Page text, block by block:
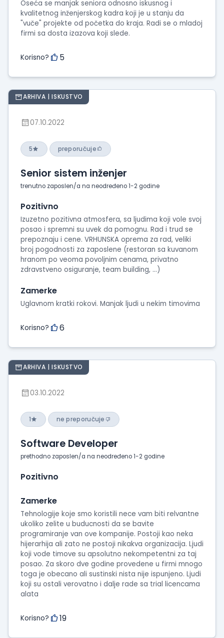
Oseća se manjak seniora odnosno iskusnog i
kvalitetnog inženjerskog kadra koji je u stanju da
"vuče" projekte od početka do kraja. Radi se o mladoj
firmi sa dosta izazova koji slede.
Korisno? 5
ARHIVA | ISKUSTVO
07.10.2022
5 preporučuje
Senior sistem inženjer
trenutno zaposlen/a na neodređeno 1-2 godine
Pozitivno
Izuzetno pozitivna atmosfera, sa ljudima koji vole svoj
posao i spremni su uvek da pomognu. Rad i trud se
prepoznaju i cene. VRHUNSKA oprema za rad, veliki
broj pogodnosti za zaposlene (restoran sa kuvanom
hranom po veoma povoljnim cenama, privatno
zdravstveno osiguranje, team building, ...)
Zamerke
Uglavnom kratki rokovi. Manjak ljudi u nekim timovima
Korisno? 6
ARHIVA | ISKUSTVO
03.10.2022
1 ne preporučuje
Software Developer
prethodno zaposlen/a na neodređeno 1-2 godine
Pozitivno
Zamerke
Tehnologije koje smo koristili nece vam biti relvantne
ukoliko zelite u buducnosti da se bavite
programiranje van ove kompanije. Postoji kao neka
hijerarhija ali zato ne postoji nikakva organizacija. Ljudi
koji vode timove su apsolutno nekompetentni za taj
posao. Za skoro dve godine provedene u firmi mnogo
toga je obecano ali sustinski nista nije ispunjeno. Ljudi
koji su ostali verovatno i dalje rade sa trial licencama
alata
Korisno? 19